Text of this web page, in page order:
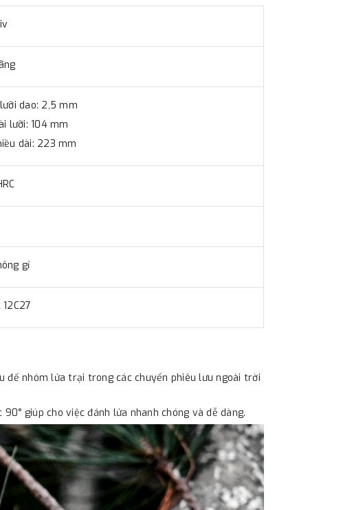
dao: 2,5 mm
lưỡi: 104 mm
dài: 223 mm
gỉ
để nhóm lửa trại trong các chuyến phiêu lưu ngoài trời
giúp cho việc đánh lửa nhanh chóng và dễ dàng.